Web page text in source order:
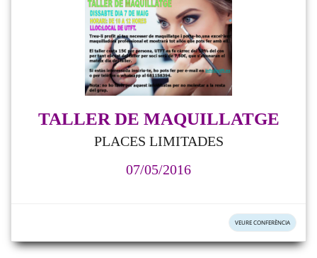
TALLER DE MAQUILLATGE
PLACES LIMITADES
07/05/2016
VEURE CONFERÈNCIA